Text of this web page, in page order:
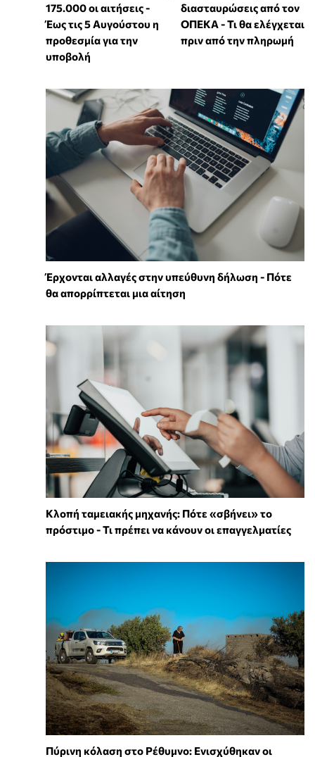
175.000 οι αιτήσεις -
Έως τις 5 Αυγούστου η
προθεσμία για την
υποβολή
διασταυρώσεις από τον
ΟΠΕΚΑ - Τι θα ελέγχεται
πριν από την πληρωμή
Έρχονται αλλαγές στην υπεύθυνη δήλωση - Πότε
θα απορρίπτεται μια αίτηση
Κλοπή ταμειακής μηχανής: Πότε «σβήνει» το
πρόστιμο - Τι πρέπει να κάνουν οι επαγγελματίες
Πύρινη κόλαση στο Ρέθυμνο: Ενισχύθηκαν οι